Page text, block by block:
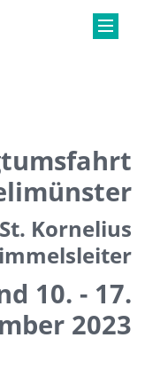
Kornelius
10. - 17.
2023